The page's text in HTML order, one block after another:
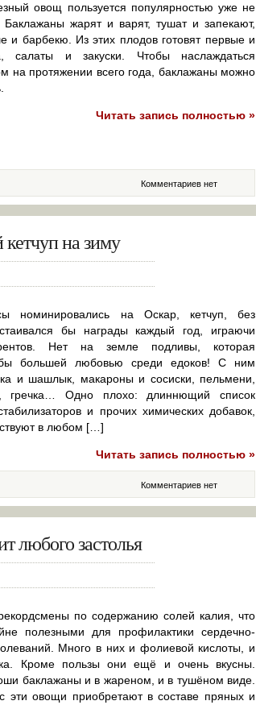
овощ пользуется популярностью уже не
Баклажаны жарят и варят, тушат и запекают,
и барбекю. Из этих плодов готовят первые и
салаты и закуски. Чтобы наслаждаться
на протяжении всего года, баклажаны можно
Читать запись полностью »
Комментариев нет
на зиму
номинировались на Оскар, кетчуп, без
бы награды каждый год, играючи
Нет на земле подливы, которая
бы большей любовью среди едоков! С ним
и шашлык, макароны и сосиски, пельмени,
гречка… Одно плохо: длиннющий список
и прочих химических добавок,
в любом […]
Читать запись полностью »
Комментариев нет
любого застолья
по содержанию солей калия, что
полезными для профилактики сердечно-
Много в них и фолиевой кислоты, и
Кроме пользы они ещё и очень вкусны.
баклажаны и в жареном, и в тушёном виде.
эти овощи приобретают в составе пряных и